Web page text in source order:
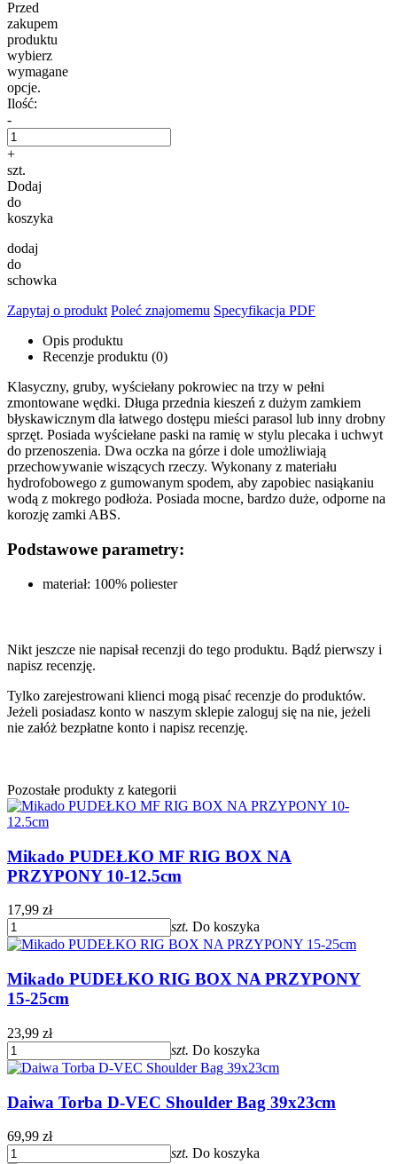
Przed
zakupem
produktu
wybierz
wymagane
opcje.
Ilość:
-
+
szt.
Dodaj
do
koszyka
dodaj
do
schowka
Zapytaj o produkt Poleć znajomemu Specyfikacja PDF
Opis produktu
Recenzje produktu (0)
Klasyczny, gruby, wyściełany pokrowiec na trzy w pełni
zmontowane wędki. Długa przednia kieszeń z dużym zamkiem
błyskawicznym dla łatwego dostępu mieści parasol lub inny drobny
sprzęt. Posiada wyściełane paski na ramię w stylu plecaka i uchwyt
do przenoszenia. Dwa oczka na górze i dole umożliwiają
przechowywanie wiszących rzeczy. Wykonany z materiału
hydrofobowego z gumowanym spodem, aby zapobiec nasiąkaniu
wodą z mokrego podłoża. Posiada mocne, bardzo duże, odporne na
korozję zamki ABS.
Podstawowe parametry:
materiał: 100% poliester
Nikt jeszcze nie napisał recenzji do tego produktu. Bądź pierwszy i
napisz recenzję.
Tylko zarejestrowani klienci mogą pisać recenzje do produktów.
Jeżeli posiadasz konto w naszym sklepie zaloguj się na nie, jeżeli
nie załóż bezpłatne konto i napisz recenzję.
Pozostałe produkty z kategorii
Mikado PUDEŁKO MF RIG BOX NA
PRZYPONY 10-12.5cm
17,99 zł
szt. Do koszyka
Mikado PUDEŁKO RIG BOX NA PRZYPONY
15-25cm
23,99 zł
szt. Do koszyka
Daiwa Torba D-VEC Shoulder Bag 39x23cm
69,99 zł
szt. Do koszyka